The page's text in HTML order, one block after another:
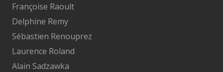
Françoise Raoult
Delphine Remy
Sébastien Renouprez
Laurence Roland
Alain Sadzawka